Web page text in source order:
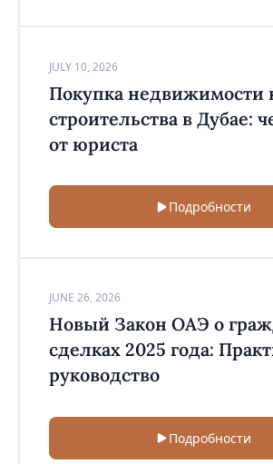
JULY 10, 2026
Покупка недвижимости
строительства в Дубае:
от юриста
Подробности
JUNE 26, 2026
Новый Закон ОАЭ о
сделках 2025 года:
руководство
Подробности